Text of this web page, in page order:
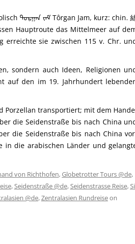
ᠲᠣᠷᠭᠠᠨ ᠵᠠᠮ Tôrgan Jam, kurz: chin.
Hauptroute das Mittelmeer auf
erreichte sie zwischen 115 v. Chr.
sondern auch Ideen, Religionen
auf den im 19. Jahrhundert
Porzellan transportiert; mit dem
die Seidenstraße bis nach China
die Seidenstraße bis nach China
in die arabischen Länder und
von Richthofen,Globetrotter Tours @de,
,Seidenstraße @de,Seidenstrasse Reise,
@de,Zentralasien Rundreiseon